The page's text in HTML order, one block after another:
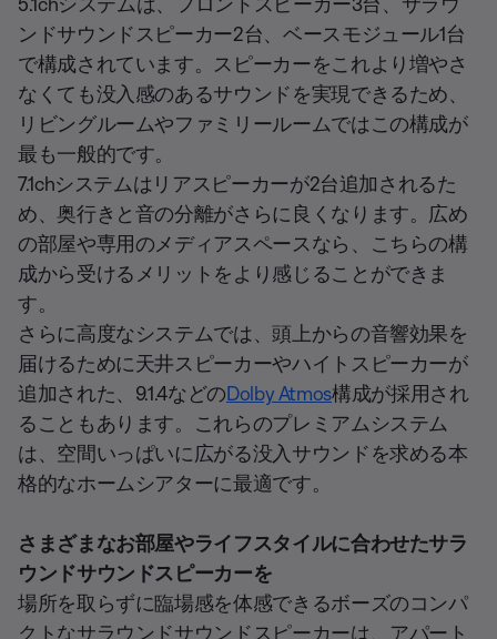
ンドサウンドスピーカー2台、ベースモジュール1台
で構成されています。スピーカーをこれより増やさ
なくても没入感のあるサウンドを実現できるため、
リビングルームやファミリールームではこの構成が
最も一般的です。
7.1chシステムはリアスピーカーが2台追加されるた
め、奥行きと音の分離がさらに良くなります。広め
の部屋や専用のメディアスペースなら、こちらの構
成から受けるメリットをより感じることができま
す。
さらに高度なシステムでは、頭上からの音響効果を
届けるために天井スピーカーやハイトスピーカーが
追加された、9.1.4などのDolby Atmos構成が採用され
ることもあります。これらのプレミアムシステム
は、空間いっぱいに広がる没入サウンドを求める本
格的なホームシアターに最適です。
さまざまなお部屋やライフスタイルに合わせたサラ
ウンドサウンドスピーカーを
場所を取らずに臨場感を体感できるボーズのコンパ
クトなサラウンドサウンドスピーカーは、アパート